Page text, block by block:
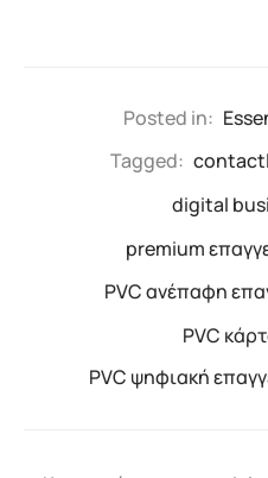
Posted in:
Tagged:
digital
premium
PVC ανέπαφη
PVC
PVC ψηφιακή